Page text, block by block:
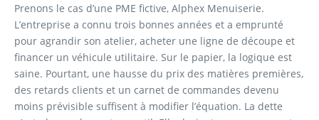
Prenons le cas d’une PME fictive, Alphex Menuiserie.
L’entreprise a connu trois bonnes années et a emprunté
pour agrandir son atelier, acheter une ligne de découpe et
financer un véhicule utilitaire. Sur le papier, la logique est
saine. Pourtant, une hausse du prix des matières premières,
des retards clients et un carnet de commandes devenu
moins prévisible suffisent à modifier l’équation. La dette